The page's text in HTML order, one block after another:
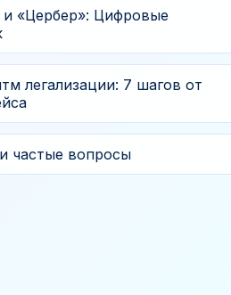
Обсудить задачу
«Цербер»: Цифровые
легализации: 7 шагов от
частые вопросы